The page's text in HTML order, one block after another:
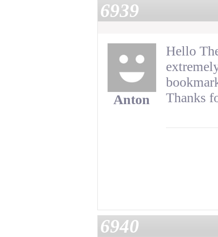
6939
Anton
Hello
Thanks
6940